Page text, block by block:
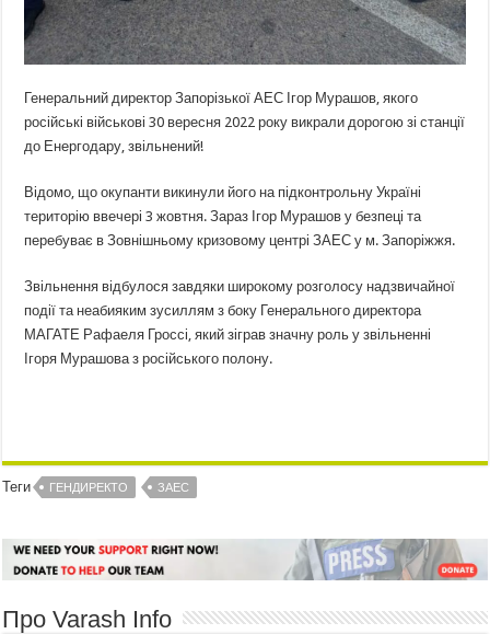
Генеральний директор Запорізької АЕС Ігор Мурашов, якого
російські військові 30 вересня 2022 року викрали дорогою зі станції
до Енергодару, звільнений!
Відомо, що окупанти викинули його на підконтрольну Україні
територію ввечері 3 жовтня. Зараз Ігор Мурашов у безпеці та
перебуває в Зовнішньому кризовому центрі ЗАЕС у м. Запоріжжя.
Звільнення відбулося завдяки широкому розголосу надзвичайної
події та неабияким зусиллям з боку Генерального директора
МАГАТЕ Рафаеля Гроссі, який зіграв значну роль у звільненні
Ігоря Мурашова з російського полону.
Теги ГЕНДИРЕКТО ЗАЕС
Про Varash Info